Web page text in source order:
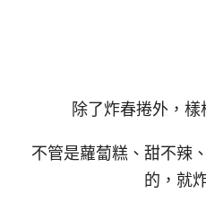
除了炸春捲外，樣
不管是蘿蔔糕、甜不辣
的，就